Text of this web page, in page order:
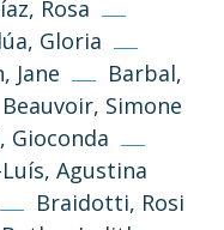
Rosa
Gloria
Jane
Barbal,
Beauvoir, Simone
Gioconda
Luís, Agustina
Braidotti, Rosi